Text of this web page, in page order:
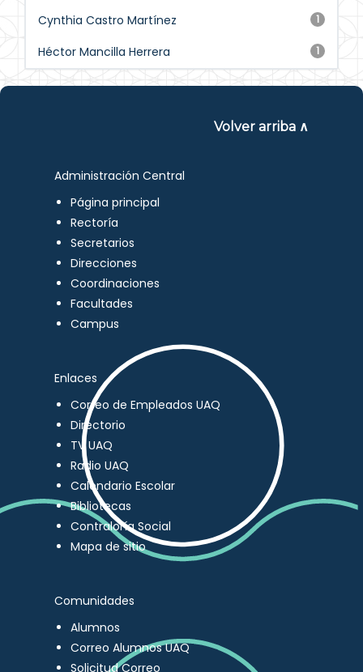
1
Cynthia Castro Martínez
1
Héctor Mancilla Herrera
Volver arriba ∧
Administración Central
Página principal
Rectoría
Secretarios
Direcciones
Coordinaciones
Facultades
Campus
Enlaces
Correo de Empleados UAQ
Directorio
TV UAQ
Radio UAQ
Calendario Escolar
Bibliotecas
Contraloría Social
Mapa de sitio
Comunidades
Alumnos
Correo Alumnos UAQ
Solicitud Correo